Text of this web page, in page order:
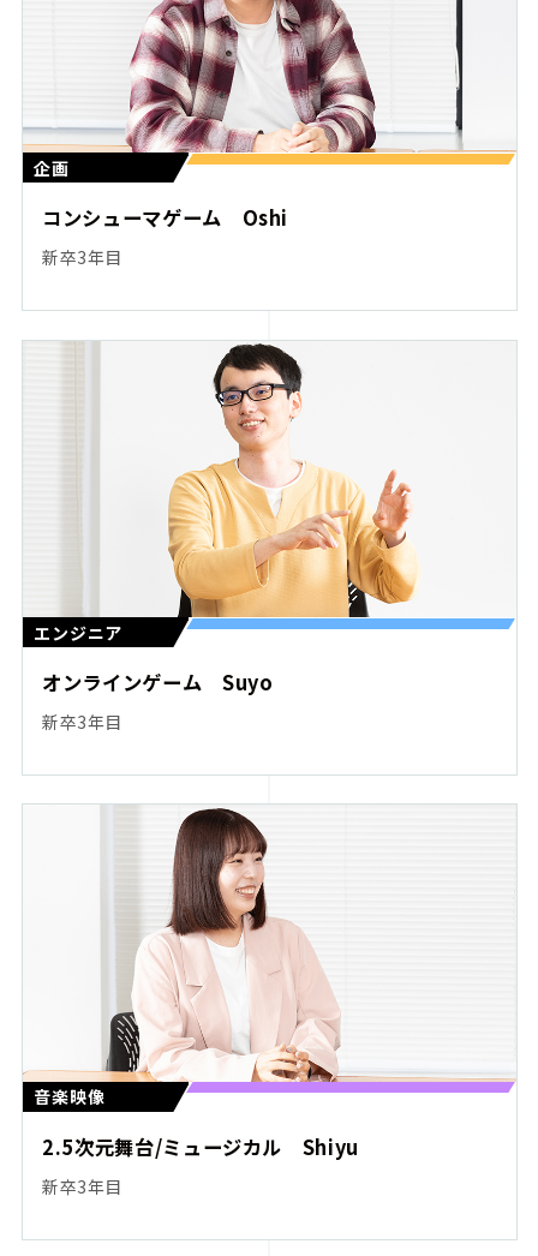
企画
コンシューマゲーム Oshi
新卒3年目
エンジニア
オンラインゲーム Suyo
新卒3年目
音楽映像
2.5次元舞台/ミュージカル Shiyu
新卒3年目